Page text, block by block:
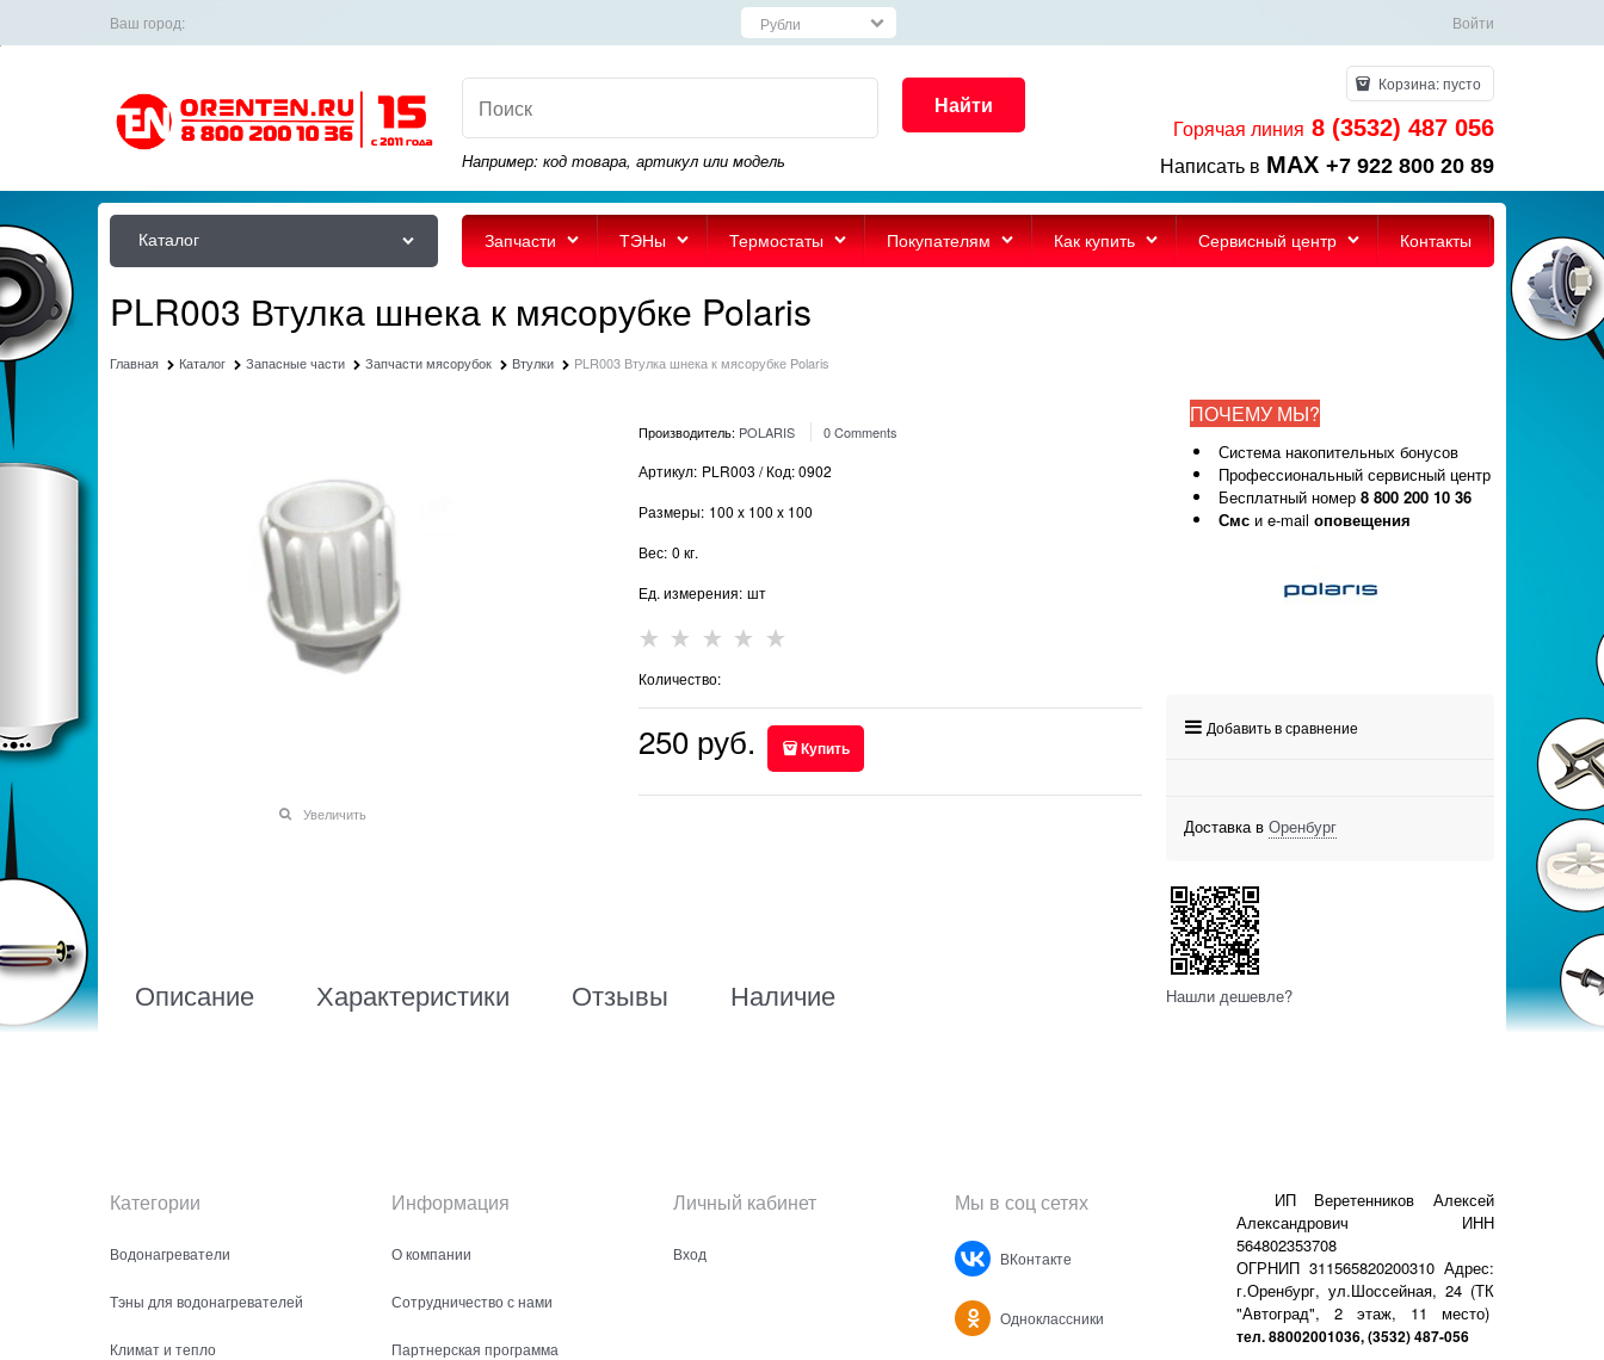
Ваш город: Войти
Найти
Например: код товара, артикул или модель
Корзина:пусто
Горячая линия 8 (3532) 487 056
Написать в MAX +7 922 800 20 89
Каталог Запчасти ТЭНы Термостаты Покупателям Как купить Сервисный центр Контакты
PLR003 Втулка шнека к мясорубке Polaris
Главная Каталог Запасные части Запчасти мясорубок Втулки PLR003 Втулка шнека к мясорубке Polaris
Увеличить
Производитель: POLARIS 0 Comments
Артикул: PLR003 / Код: 0902
Размеры: 100 x 100 x 100
Вес: 0 кг.
Ед. измерения: шт
Количество:
250 руб. Купить
Описание Характеристики Отзывы Наличие
ПОЧЕМУ МЫ?
Система накопительных бонусов
Профессиональный сервисный центр
Бесплатный номер 8 800 200 10 36
Смс и e-mail оповещения
Добавить в сравнение
Доставка в Оренбург
Нашли дешевле?
Категории
Водонагреватели
Тэны для водонагревателей
Климат и тепло
Информация
О компании
Сотрудничество с нами
Партнерская программа
Личный кабинет
Вход
Мы в соц сетях
ВКонтакте
Одноклассники
ИП Веретенников Алексей
Александрович ИНН
564802353708
ОГРНИП 311565820200310 Адрес:
г.Оренбург, ул.Шоссейная, 24 (ТК
"Автоград", 2 этаж, 11 место)
тел. 88002001036, (3532) 487-056